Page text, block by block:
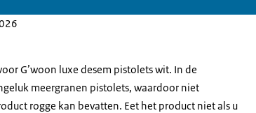
G’woon luxe desem pistolets wit. In de
meergranen pistolets, waardoor niet
rogge kan bevatten. Eet het product niet als u